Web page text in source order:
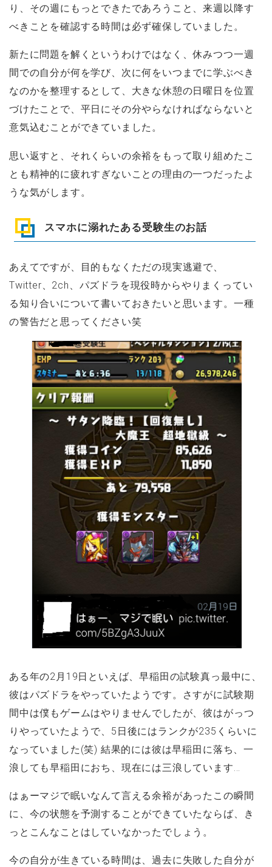
り、その週にもっとできたであろうこと、来週以降す
べきことを確認する時間は必ず確保していました。
新たに問題を解くというわけではなく、休みつつ一週
間での自分が何を学び、次に何をいつまでに学ぶべき
なのかを整理するとして、大きな休憩の日曜日を位置
づけたことで、平日にその分やらなければならないと
意気込むことができていました。
思い返すと、それくらいの余裕をもって取り組めたこ
とも精神的に疲れすぎないことの理由の一つだったよ
うな気がします。
スマホに溺れたある受験生のお話
あえてですが、目的もなくただの現実逃避で、
Twitter、2ch、パズドラを現役時からやりまくってい
る知り合いについて書いておきたいと思います。一種
の警告だと思ってください笑
ある年の2月19日といえば、早稲田の試験真っ最中に、
彼はパズドラをやっていたようです。さすがに試験期
間中は僕もゲームはやりませんでしたが、彼はがっつ
りやっていたようで、5日後にはランクが235くらいに
なっていました(笑) 結果的には彼は早稲田に落ち、一
浪しても早稲田におち、現在には三浪しています...
はぁーマジで眠いなんて言える余裕があったこの瞬間
に、今の状態を予測することができていたならば、き
っとこんなことはしていなかったでしょう。
今の自分が生きている時間は、過去に失敗した自分が